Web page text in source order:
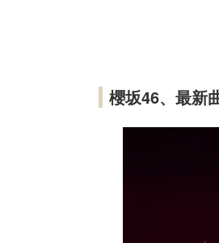
櫻坂46、最新